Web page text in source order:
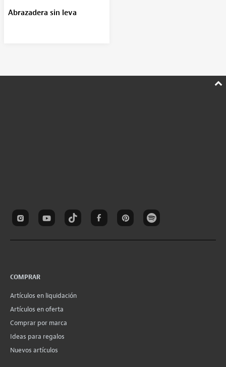
Abrazadera sin leva
COMPRAR
Artículos en liquidación
Artículos en oferta
Comprar por marca
Ideas para regalos
Nuevos artículos